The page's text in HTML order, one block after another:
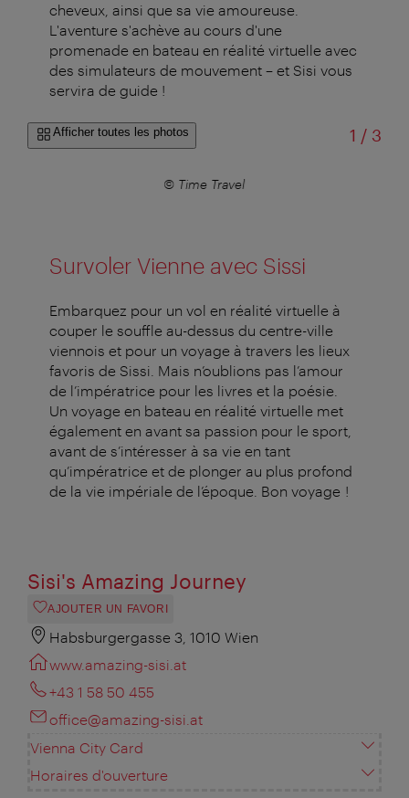
cheveux, ainsi que sa vie amoureuse.
L'aventure s'achève au cours d'une
promenade en bateau en réalité virtuelle avec
des simulateurs de mouvement – et Sisi vous
servira de guide !
Afficher toutes les photos 1 /sur
3
© Time Travel
Survoler Vienne avec Sissi
Embarquez pour un vol en réalité virtuelle à
couper le souffle au-dessus du centre-ville
viennois et pour un voyage à travers les lieux
favoris de Sissi. Mais n’oublions pas l’amour
de l’impératrice pour les livres et la poésie.
Un voyage en bateau en réalité virtuelle met
également en avant sa passion pour le sport,
avant de s’intéresser à sa vie en tant
qu’impératrice et de plonger au plus profond
de la vie impériale de l’époque. Bon voyage !
Sisi's Amazing Journey
AJOUTER UN FAVORI
Habsburgergasse 3, 1010 Wien
www.amazing-sisi.at
+43 1 58 50 455
office@amazing-sisi.at
Vienna City Card
Horaires d'ouverture